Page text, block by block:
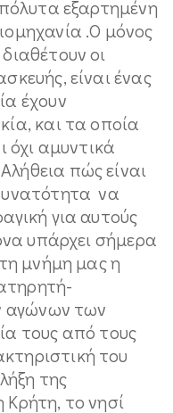
εξαρτημένη
.Ο μόνος
οι
είναι ένας
έχουν
και τα οποία
όχι αμυντικά
πώς είναι
να
για αυτούς
υπάρχει σήμερα
μνήμη μας η
αγώνων των
τους από τους
του
της
το νησί